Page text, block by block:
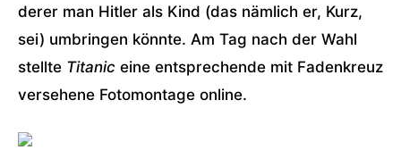
derer man Hitler als Kind (das nämlich er, Kurz,
sei) umbringen könnte. Am Tag nach der Wahl
stellte Titanic eine entsprechende mit Fadenkreuz
versehene Fotomontage online.